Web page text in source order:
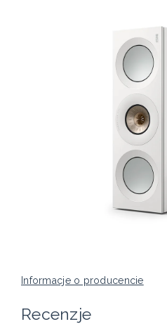
Informacje o producencie
Recenzje